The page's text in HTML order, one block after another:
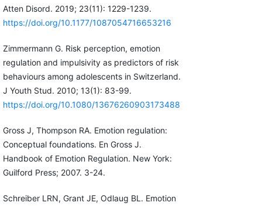
Atten Disord. 2019; 23(11): 1229-1239.
https://doi.org/10.1177/1087054716653216
Zimmermann G. Risk perception, emotion
regulation and impulsivity as predictors of risk
behaviours among adolescents in Switzerland.
J Youth Stud. 2010; 13(1): 83-99.
https://doi.org/10.1080/13676260903173488
Gross J, Thompson RA. Emotion regulation:
Conceptual foundations. En Gross J.
Handbook of Emotion Regulation. New York:
Guilford Press; 2007. 3-24.
Schreiber LRN, Grant JE, Odlaug BL. Emotion